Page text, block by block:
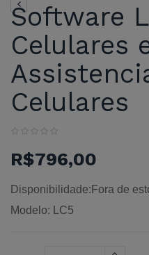
Software
Celulares
Celulares
R$796,00
Disponibilidade:Fora de
Modelo: LC5